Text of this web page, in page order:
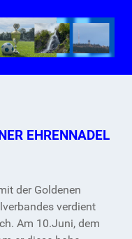
EHRENNADEL
der Goldenen
verdient
Am 10.Juni, dem